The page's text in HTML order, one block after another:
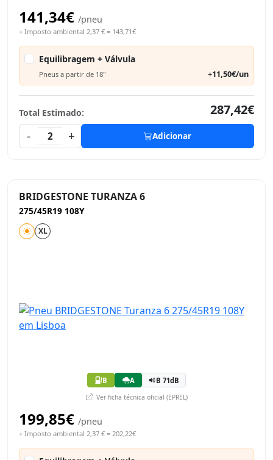
141,34€ /pneu
+ Imposto ambiental 2,37 € = 143,71€
Equilibragem + Válvula
Pneus a partir de 18" +11,50€/un
Total Estimado:
287,42€
-
2 + Adicionar
BRIDGESTONE TURANZA 6
275/45R19 108Y
XL
B A B 71dB
Ver ficha técnica oficial (EPREL)
199,85€ /pneu
+ Imposto ambiental 2,37 € = 202,22€